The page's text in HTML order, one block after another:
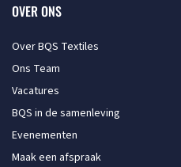
OVER ONS
Over BQS Textiles
Ons Team
Vacatures
BQS in de samenleving
Evenementen
Maak een afspraak